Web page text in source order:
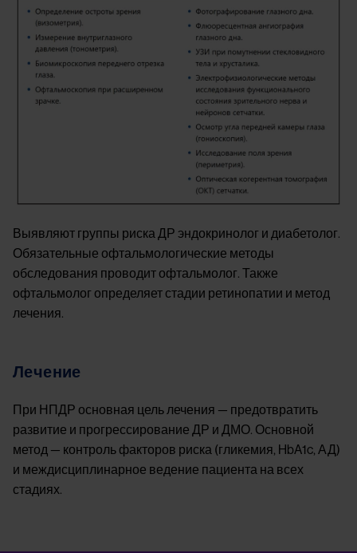
Выявляют группы риска ДР эндокринолог и диабетолог.
Обязательные офтальмологические методы
обследования проводит офтальмолог. Также
офтальмолог определяет стадии ретинопатии и метод
лечения.
Лечение
При НПДР основная цель лечения — предотвратить
развитие и прогрессирование ДР и ДМО. Основной
метод — контроль факторов риска (гликемия, HbA1c, АД)
и междисциплинарное ведение пациента на всех
стадиях.